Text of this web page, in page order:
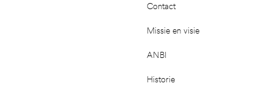
Contact
Missie en visie
ANBI
Historie